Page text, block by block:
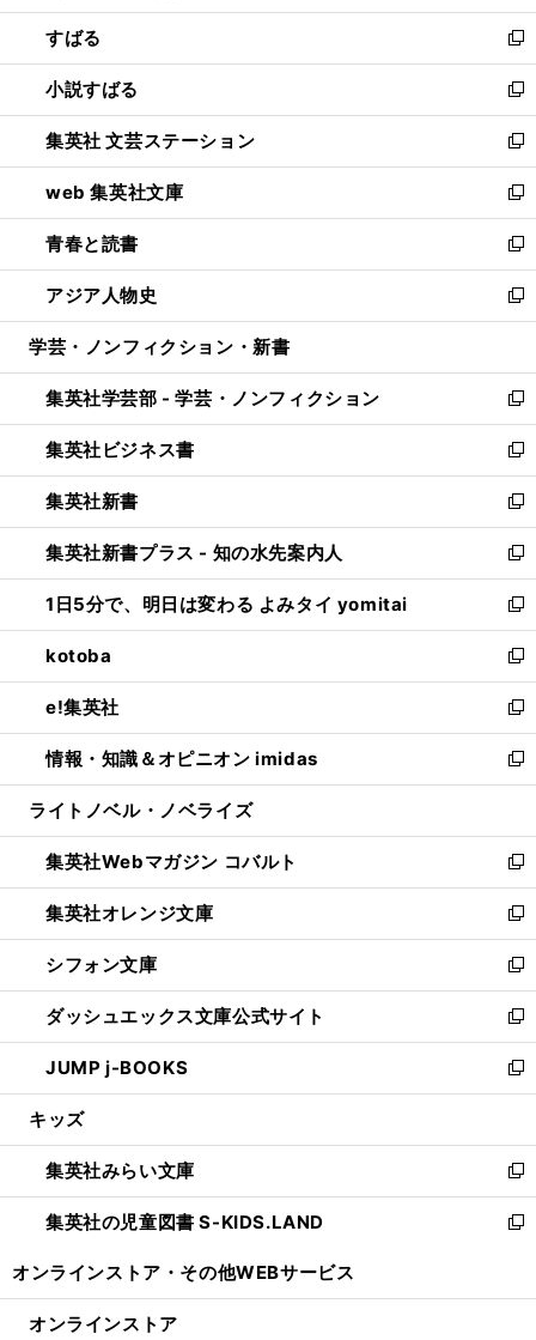
開
く
ウ
で
開
く
ン
ド
ウ
で
開
く
すばる
新
し
い
ウ
ィ
ン
ド
ウ
で
開
く
小説すばる
新
し
い
ウ
ィ
ン
ド
ウ
で
開
集英社 文芸ステーション
新
し
い
ウ
ィ
ン
ド
ウ
開
く
web 集英社文庫
新
し
い
ウ
ィ
ン
ウ
で
開
く
青春と読書
新
し
い
ウ
ン
ド
ウ
で
開
く
アジア人物史
新
し
ウ
ィ
ン
ド
ウ
で
開
く
学芸・ノンフィクション・新書
集英社学芸部 - 学芸・ノンフィクション
新
し
い
ウ
ィ
ン
ド
ウ
で
開
く
集英社ビジネス書
新
し
い
ウ
ィ
ン
ド
ウ
で
開
く
集英社新書
新
し
い
ウ
ィ
ン
ド
ウ
で
開
く
集英社新書プラス - 知の水先案内人
新
し
い
ウ
ィ
ン
ド
ウ
で
開
1日5分で、明日は変わる よみタイ yomitai
新
し
い
ウ
ィ
ン
ド
ウ
開
く
kotoba
新
し
い
ウ
ィ
ン
ウ
で
開
く
e!集英社
新
し
い
ウ
ン
ド
ウ
で
開
く
情報・知識＆オピニオン imidas
新
し
ウ
ィ
ン
ド
ウ
で
開
く
ライトノベル・ノベライズ
集英社Webマガジン コバルト
新
し
い
ウ
ィ
ン
ド
ウ
で
開
集英社オレンジ文庫
新
し
い
ウ
ィ
ン
ド
ウ
開
く
シフォン文庫
新
し
い
ウ
ィ
ン
ウ
で
開
く
ダッシュエックス文庫公式サイト
新
し
い
ウ
ン
ド
ウ
で
JUMP j-BOOKS
新
し
ウ
ィ
ン
ド
開
キッズ
集英社みらい文庫
新
し
い
ン
集英社の児童図書 S-KIDS.LAND
新
ウ
オンラインストア・ その他WEBサービス
オンラインストア